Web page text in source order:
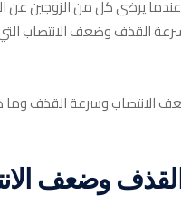
عندما يرضى كل من الزوجين
القذف وضعف الانتصاب
الانتصاب وسرعة القذف
وضعف